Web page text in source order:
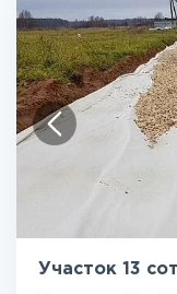
Участок 13